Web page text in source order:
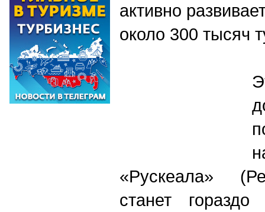
активно
около 300 тысяч
«Рускеала»
станет